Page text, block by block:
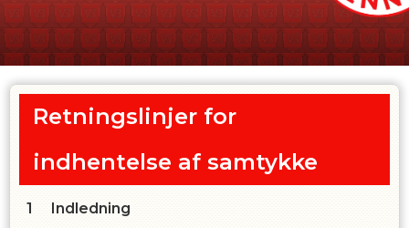
Retningslinjer for
indhentelse af samtykke
Indledning